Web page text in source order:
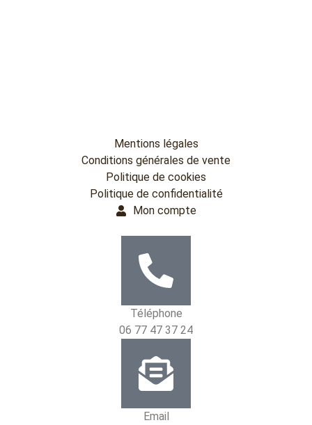
Mentions légales
Conditions générales de vente
Politique de cookies
Politique de confidentialité
Mon compte
Téléphone
06 77 47 37 24
Email